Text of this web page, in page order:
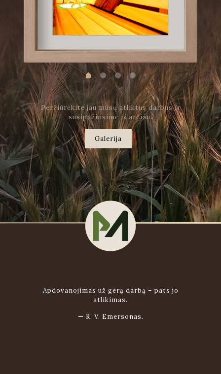
Peržiūrėkite jau mūsų atliktus darbus ir
susipažinsime iš arčiau.
Galerija
Apdovanojimas už gerą darbą – pats jo
atlikimas.
— R. V. Emersonas.